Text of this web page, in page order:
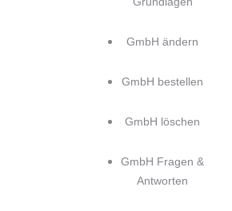
GmbH ändern
GmbH bestellen
GmbH löschen
GmbH Fragen &
Antworten